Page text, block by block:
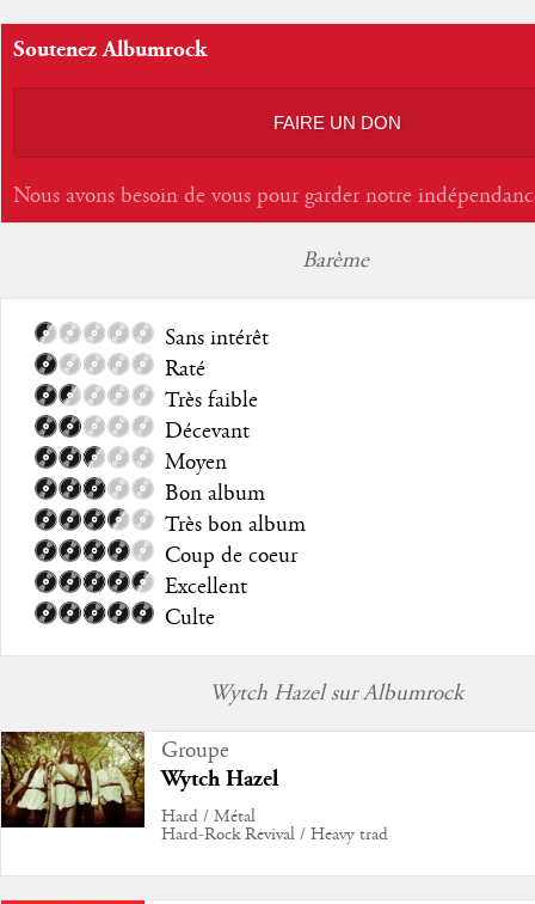
Soutenez Albumrock
FAIRE UN DON
Nous avons besoin de vous pour garder notre
Barème
Sans intérêt
Raté
Très faible
Décevant
Moyen
Bon album
Très bon album
Coup de coeur
Excellent
Culte
Wytch Hazel sur Albumrock
Groupe
Wytch Hazel
Hard / Métal
Hard-Rock Revival / Heavy trad